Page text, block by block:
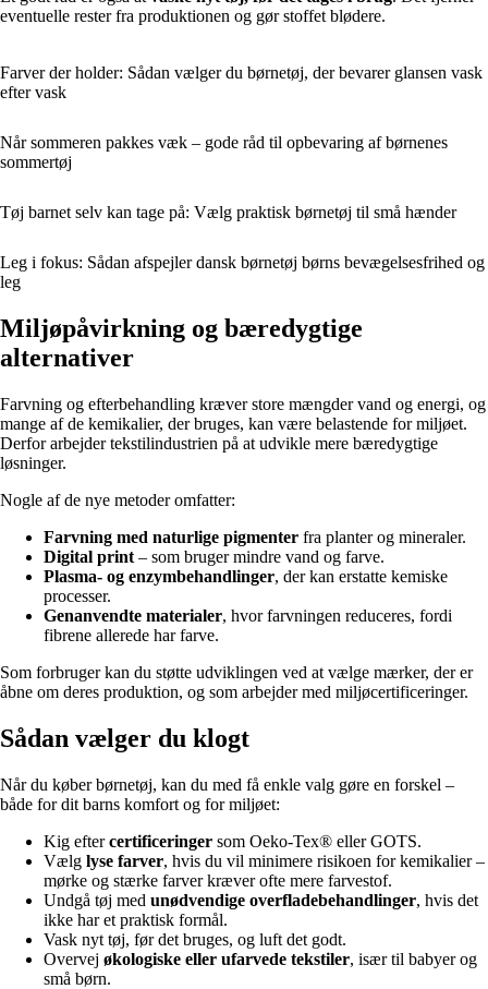
eventuelle rester fra produktionen og gør stoffet blødere.
Farver der holder: Sådan vælger du børnetøj, der bevarer glansen vask
efter vask
Når sommeren pakkes væk – gode råd til opbevaring af børnenes
sommertøj
Tøj barnet selv kan tage på: Vælg praktisk børnetøj til små hænder
Leg i fokus: Sådan afspejler dansk børnetøj børns bevægelsesfrihed og
leg
Miljøpåvirkning og bæredygtige
alternativer
Farvning og efterbehandling kræver store mængder vand og energi, og
mange af de kemikalier, der bruges, kan være belastende for miljøet.
Derfor arbejder tekstilindustrien på at udvikle mere bæredygtige
løsninger.
Nogle af de nye metoder omfatter:
Farvning med naturlige pigmenter fra planter og mineraler.
Digital print – som bruger mindre vand og farve.
Plasma- og enzymbehandlinger, der kan erstatte kemiske
processer.
Genanvendte materialer, hvor farvningen reduceres, fordi
fibrene allerede har farve.
Som forbruger kan du støtte udviklingen ved at vælge mærker, der er
åbne om deres produktion, og som arbejder med miljøcertificeringer.
Sådan vælger du klogt
Når du køber børnetøj, kan du med få enkle valg gøre en forskel –
både for dit barns komfort og for miljøet:
Kig eftercertificeringer som Oeko-Tex® eller GOTS.
Vælg lyse farver, hvis du vil minimere risikoen for kemikalier –
mørke og stærke farver kræver ofte mere farvestof.
Undgå tøj med unødvendige overfladebehandlinger, hvis det
ikke har et praktisk formål.
Vask nyt tøj, før det bruges, og luft det godt.
Overvej økologiske eller ufarvede tekstiler, især til babyer og
små børn.